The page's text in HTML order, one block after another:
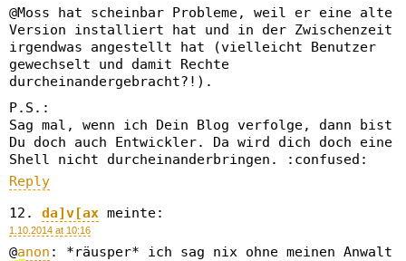
@Moss hat scheinbar Probleme, weil er eine alte
Version installiert hat und in der Zwischenzeit
irgendwas angestellt hat (vielleicht Benutzer
gewechselt und damit Rechte
durcheinandergebracht?!).
P.S.:
Sag mal, wenn ich Dein Blog verfolge, dann bist
Du doch auch Entwickler. Da wird dich doch eine
Shell nicht durcheinanderbringen. :confused:
Reply
da]v[ax meinte:
1.10.2014 at 10:16
@anon : *räusper* ich sag nix ohne meinen Anwalt